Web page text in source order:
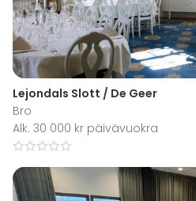
Lejondals Slott / De Geer
Bro
Alk. 30 000 kr päivävuokra